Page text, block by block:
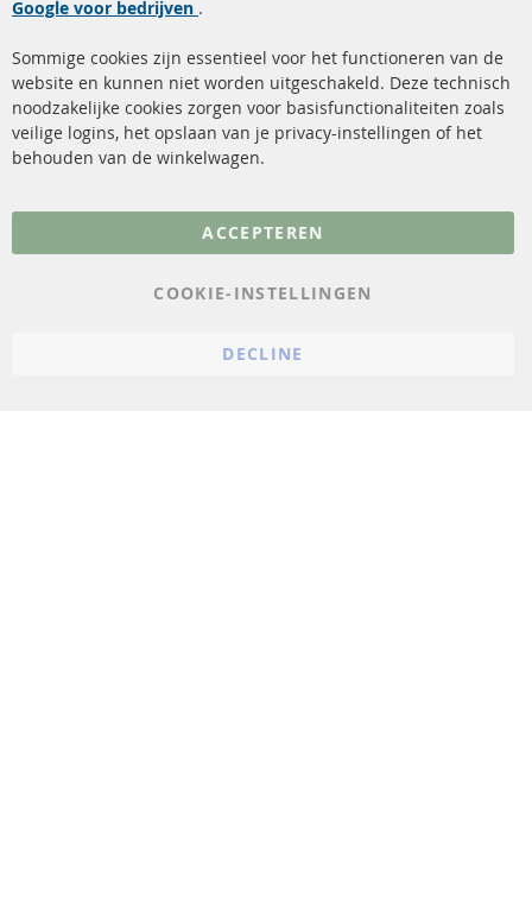
Roetfilter reiniging
Katalysator (KAT)
sensoren
FAQ
Verzendingskosten
Contact
Annuleer contract
Gegevensbescherming
Google voor bedrijven .
Sommige cookies zijn essentieel voor het functioneren van de
website en kunnen niet worden uitgeschakeld. Deze technisch
noodzakelijke cookies zorgen voor basisfunctionaliteiten zoals
veilige logins, het opslaan van je privacy-instellingen of het
behouden van de winkelwagen.
ACCEPTEREN
COOKIE-INSTELLINGEN
DECLINE